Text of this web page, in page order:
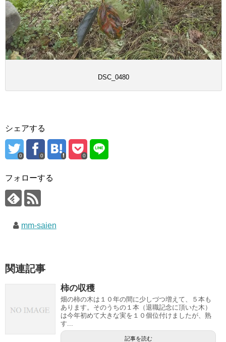
DSC_0480
シェアする
0 0 0
フォローする
mm-saien
関連記事
柿の収穫
畑の柿の木は１０年の間に少しづつ増えて、５本も
あります。そのうちの１本（退職記念に頂いた木）
は今年初めて大きな実を１０個位付けましたが、熟
す...
記事を読む